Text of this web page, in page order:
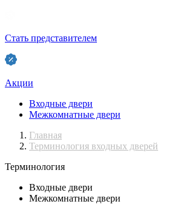
Стать представителем
Акции
Входные двери
Межкомнатные двери
Главная
Терминология входных дверей
Терминология
Входные двери
Межкомнатные двери